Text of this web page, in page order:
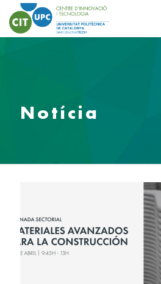
Notícia